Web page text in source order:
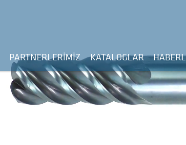
PARTNERLERIMIZ KATALOGLAR